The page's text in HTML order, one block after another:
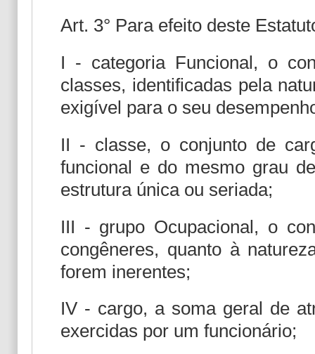
Art. 3° Para efeito deste
I - categoria Funcional, o
classes, identificadas pela
exigível para o seu
II - classe, o conjunto de
funcional e do mesmo grau
estrutura única ou seriada;
III - grupo Ocupacional, o
congêneres, quanto à
forem inerentes;
IV - cargo, a soma geral de
exercidas por um funcionário;